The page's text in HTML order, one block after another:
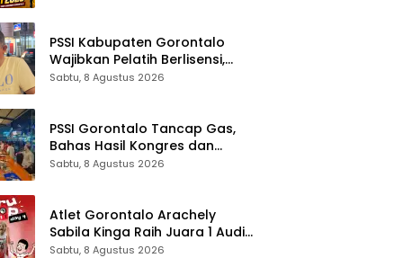
PSSI Kabupaten Gorontalo
Wajibkan Pelatih Berlisensi,
Dimulai dari Piala Bupati
Sabtu, 8 Agustus 2026
PSSI Gorontalo Tancap Gas,
Bahas Hasil Kongres dan
Roadmap Timnas 2030
Sabtu, 8 Agustus 2026
Atlet Gorontalo Arachely
Sabila Kinga Raih Juara 1 Audisi
Umum PB Djarum 2026 di
Sabtu, 8 Agustus 2026